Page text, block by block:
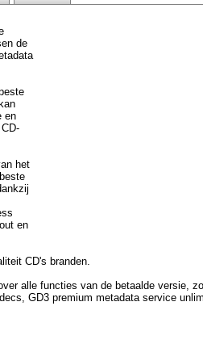
de
en
het
en
CD's branden.
alle functies van de betaalde versie,
GD3 premium metadata service